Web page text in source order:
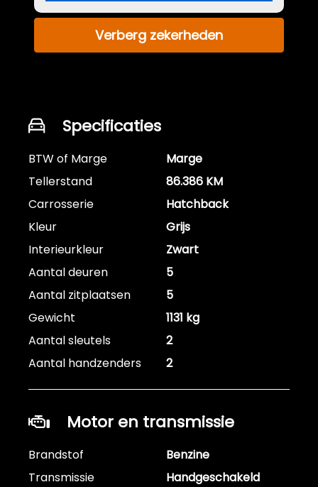
Verberg zekerheden
Specificaties
BTW of Marge
Marge
Tellerstand
86.386 KM
Carrosserie
Hatchback
Kleur
Grijs
Interieurkleur
Zwart
Aantal deuren
5
Aantal zitplaatsen
5
Gewicht
1131 kg
Aantal sleutels
2
Aantal handzenders
2
Motor en transmissie
Brandstof
Benzine
Transmissie
Handgeschakeld